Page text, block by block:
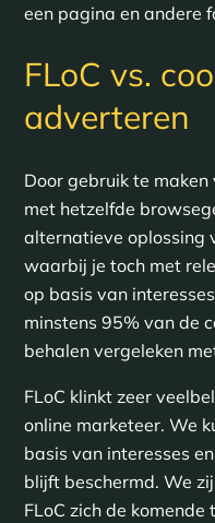
een pagina en andere
FLoC vs.
adverteren
Door gebruik te
met hetzelfde
alternatieve oplossing
waarbij je toch met
op basis van
minstens 95% van de
behalen vergeleken
FLoC klinkt zeer
online marketeer. We
basis van interesses
blijft beschermd. We
FLoC zich de